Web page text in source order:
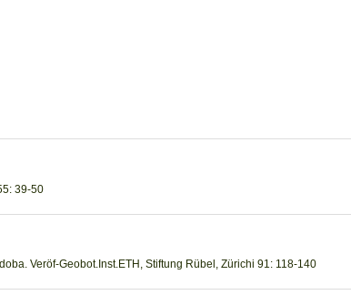
39-50
Veröf-Geobot.Inst.ETH, Stiftung Rübel, Zürichi 91: 118-140